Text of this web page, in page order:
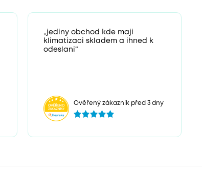
„jediny obchod kde maji
klimatizaci skladem a ihned k
odeslani“
Ověřený zákazník před 3 dny